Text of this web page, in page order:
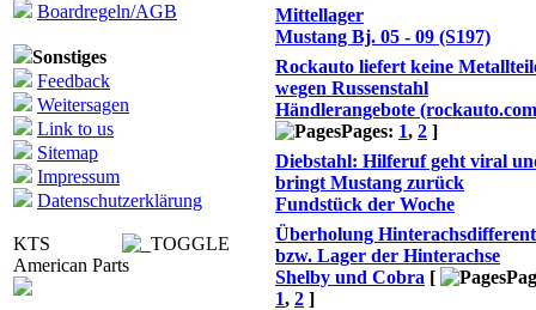
Boardregeln/AGB
Sonstiges
Feedback
Weitersagen
Link to us
Sitemap
Impressum
Datenschutzerklärung
KTS
American Parts
Mittellager
Mustang Bj. 05 - 09 (S197)
Rockauto liefert keine
wegen Russenstahl
Händlerangebote
Pages: 1, 2 ]
Diebstahl: Hilferuf geht viral
bringt Mustang zurück
Fundstück der Woche
Überholung
bzw. Lager der Hinterachse
Shelby und Cobra [
1, 2 ]